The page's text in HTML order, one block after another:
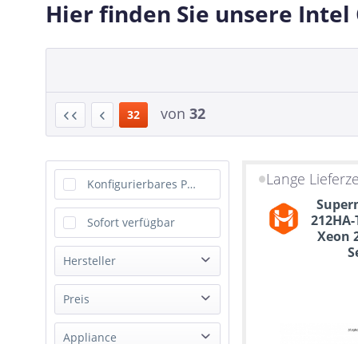
Hier finden Sie unsere Intel
32 von 32
Konfigurierbares Produkt
Sofort verfügbar
Hersteller
AIC
Dell
GETAC
Preis
Appliance
Lange
Xeon